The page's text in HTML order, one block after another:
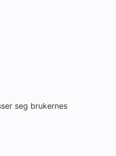
seg brukernes